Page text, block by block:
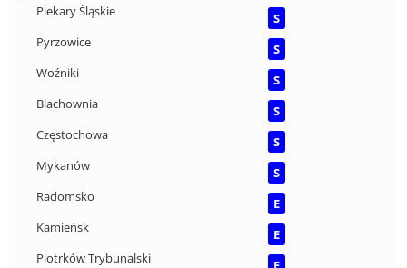
Piekary Śląskie
S
Pyrzowice
S
Woźniki
S
Blachownia
S
Częstochowa
S
Mykanów
S
Radomsko
E
Kamieńsk
E
Piotrków Trybunalski